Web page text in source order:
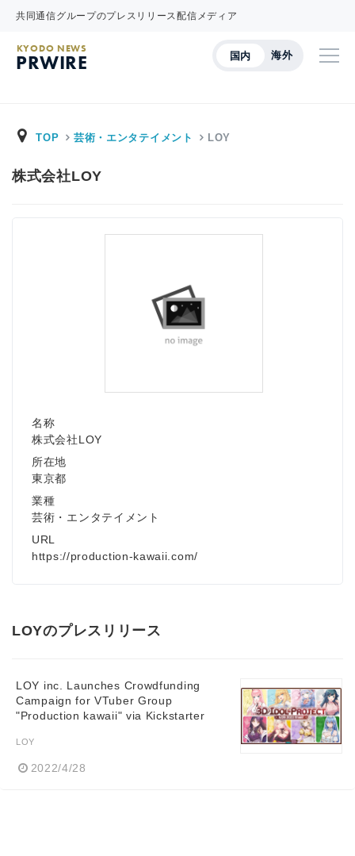
共同通信グループのプレスリリース配信メディア
国内 海外
KYODO NEWS
PRWIRE
TOP 芸術・エンタテイメント LOY
株式会社LOY
名称
株式会社LOY
所在地
東京都
業種
芸術・エンタテイメント
URL
https://production-kawaii.com/
LOYのプレスリリース
LOY inc. Launches Crowdfunding
Campaign for VTuber Group
"Production kawaii" via Kickstarter
LOY
2022/4/28